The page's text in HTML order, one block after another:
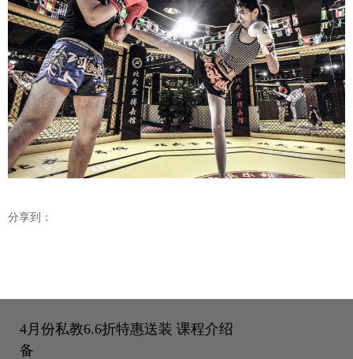
分享到：
4月份私教6.6折特惠送装
备
课程介绍